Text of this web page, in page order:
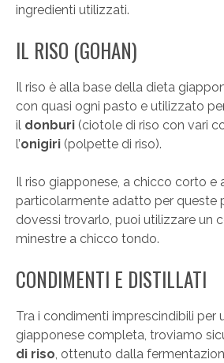
ingredienti utilizzati.
IL RISO (GOHAN)
Il riso è alla base della dieta
con quasi ogni pasto e utilizzato
il donburi (ciotole di riso con vari
l’onigiri (polpette di riso).
Il riso giapponese, a chicco corto e
particolarmente adatto per queste
dovessi trovarlo, puoi utilizzare un
minestre a chicco tondo.
CONDIMENTI E DISTILLATI
Tra i condimenti imprescindibili per
giapponese completa, troviamo
di riso, ottenuto dalla